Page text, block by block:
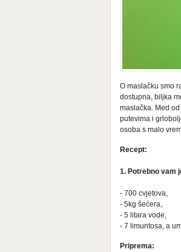
O maslačku smo
dostupna, biljka
maslačka. Med
putevima i
osoba s malo
Recept:
1. Potrebno vam
- 700 cvjetova,
- 5kg šećera,
- 5 litara vode,
- 7 limuntosa, a
Priprema: